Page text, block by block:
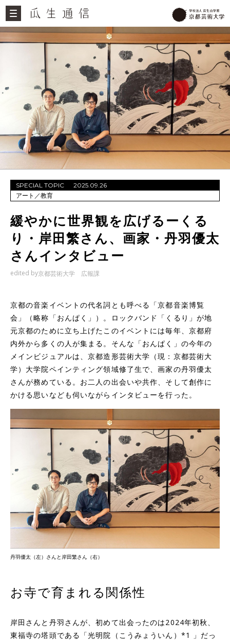
SPECIAL TOPIC 2025.09.26
アート ／教育
緩やかに世界観を広げるーくる
り・岸田繁さん、画家・丹羽優太
さんインタビュー
edited by京都芸術大学 広報課
京都の音楽イベントの代名詞とも呼べる「京都音楽博覧
会」（略称「おんぱく」）。ロックバンド「くるり」が地
元京都のために立ち上げたこのイベントには毎年、京都府
内外から多くの人が集まる。そんな「おんぱく」の今年の
メインビジュアルは、京都造形芸術大学（現：京都芸術大
学）大学院ペインティング領域修了生で、画家の丹羽優太
さんが務めている。お二人の出会いや共作、そして創作に
かける思いなども伺いながらインタビューを行った。
丹羽優太（左）さんと岸田繁さん（右）
お寺で育まれる関係性
岸田さんと丹羽さんが、初めて出会ったのは2024年初秋、
東福寺の塔頭である「光明院（こうみょういん） *1
」だっ